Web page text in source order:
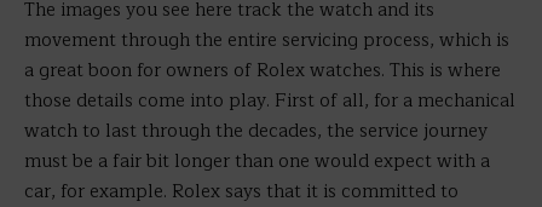
The images you see here track the watch and its
movement through the entire servicing process, which is
a great boon for owners of Rolex watches. This is where
those details come into play. First of all, for a mechanical
watch to last through the decades, the service journey
must be a fair bit longer than one would expect with a
car, for example. Rolex says that it is committed to